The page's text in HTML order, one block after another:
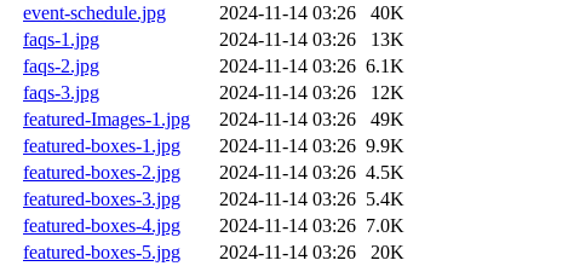
event-schedule.jpg
2024-11-14 03:26
40K
faqs-1.jpg
2024-11-14 03:26
13K
faqs-2.jpg
2024-11-14 03:26 6.1K
faqs-3.jpg
2024-11-14 03:26
12K
featured-Images-1.jpg
2024-11-14 03:26
49K
featured-boxes-1.jpg
2024-11-14 03:26 9.9K
featured-boxes-2.jpg
2024-11-14 03:26 4.5K
featured-boxes-3.jpg
2024-11-14 03:26 5.4K
featured-boxes-4.jpg
2024-11-14 03:26 7.0K
featured-boxes-5.jpg
2024-11-14 03:26
20K